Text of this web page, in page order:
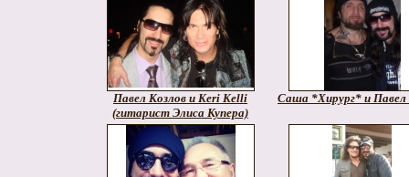
Павел Козлов и Keri Kelli
(гитарист Элиса Купера)
Саша *Хирург* и Павел